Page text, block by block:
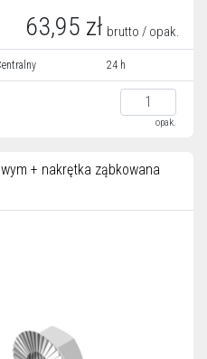
63,95 zł brutto / opak.
24 h
opak.
+ nakrętka ząbkowana